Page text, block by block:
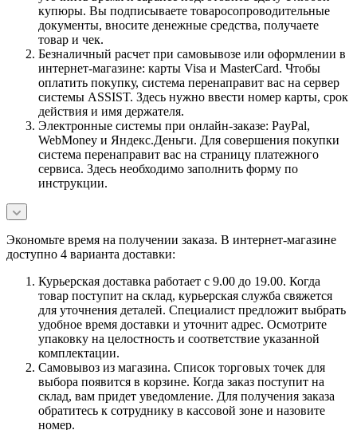
купюры. Вы подписываете товаросопроводительные
документы, вносите денежные средства, получаете
товар и чек.
Безналичный расчет при самовывозе или оформлении в
интернет-магазине: карты Visa и MasterCard. Чтобы
оплатить покупку, система перенаправит вас на сервер
системы ASSIST. Здесь нужно ввести номер карты, срок
действия и имя держателя.
Электронные системы при онлайн-заказе: PayPal,
WebMoney и Яндекс.Деньги. Для совершения покупки
система перенаправит вас на страницу платежного
сервиса. Здесь необходимо заполнить форму по
инструкции.
Экономьте время на получении заказа. В интернет-магазине
доступно 4 варианта доставки:
Курьерская доставка работает с 9.00 до 19.00. Когда
товар поступит на склад, курьерская служба свяжется
для уточнения деталей. Специалист предложит выбрать
удобное время доставки и уточнит адрес. Осмотрите
упаковку на целостность и соответствие указанной
комплектации.
Самовывоз из магазина. Список торговых точек для
выбора появится в корзине. Когда заказ поступит на
склад, вам придет уведомление. Для получения заказа
обратитесь к сотруднику в кассовой зоне и назовите
номер.